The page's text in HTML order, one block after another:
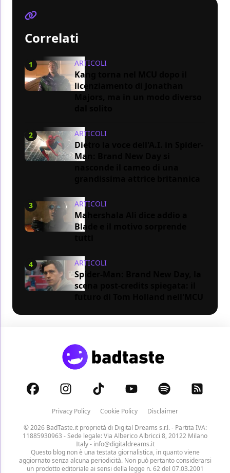
Correlati
1 ARTICOLI
Kang torna nel MCU dopo il
licenziamento di Jonathan
2 ARTICOLI
Dietro la voce dell'A.I. in Spider-
Man: Brand New Day si
3 ARTICOLI
Mahershala Ali dice addio a
Blade e il motivo sorprende
4 ARTICOLI
Spider-Man: Brand New Day, la
scena post-credits spiegata: il
Privacy Policy Cookie Policy
Disclaimer
© 2026 BadTaste.it proprietà di Digital Dreams s.r.l.- Partita IVA:
11885930963 - Sede legale: Via Alberico Albricci 8, 20122 Milano
Italy - info@digitaldreams.it
Questo blog non è una testata giornalistica, in quanto viene
aggiornato senza alcuna periodicità. Non può pertanto considerarsi
un prodotto editoriale ai sensi della legge n. 62 del 07.03.2001